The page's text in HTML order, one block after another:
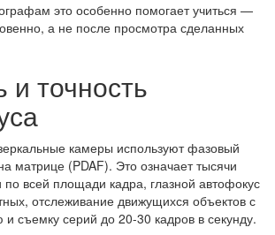
это особенно помогает учиться —
а не после просмотра сделанных
и точность
камеры используют фазовый
матрице (PDAF). Это означает тысячи
по всей площади кадра, глазной автофокус
отслеживание движущихся объектов с
и съемку серий до 20-30 кадров в секунду.